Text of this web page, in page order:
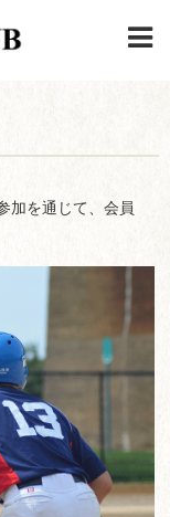
加を通じて、会員
絡先・駐車場
›